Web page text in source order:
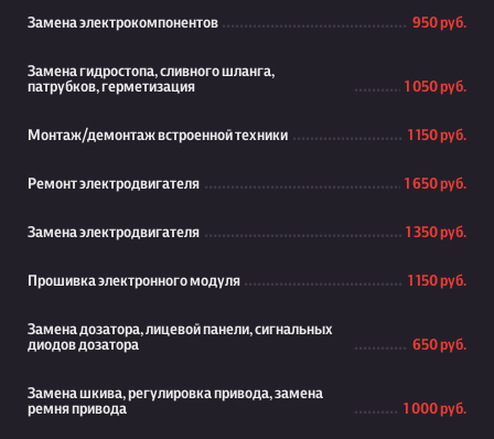
Замена электрокомпонентов 950 руб.
Замена гидростопа, сливного шланга,
патрубков, герметизация
1 050 руб.
Монтаж/демонтаж встроенной техники 1 150 руб.
Ремонт электродвигателя 1 650 руб.
Замена электродвигателя 1 350 руб.
Прошивка электронного модуля 1 150 руб.
Замена дозатора, лицевой панели, сигнальных
диодов дозатора
650 руб.
Замена шкива, регулировка привода, замена
ремня привода
1 000 руб.